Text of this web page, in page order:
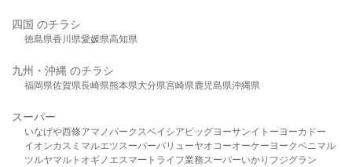
四国 のチラシ
徳島県香川県愛媛県高知県
九州・沖縄 のチラシ
福岡県佐賀県長崎県熊本県大分県宮崎県鹿児島県沖縄県
スーパー
いなげや西條アマノパークスベイシア ビッグヨーサンイトーヨーカドー
イオンカスミ マルエツスーパーバリューヤオコーオーケー ヨークベニマル
ツルヤマルト オギノ エスマート ライフ業務スーパーいかり フジグラン